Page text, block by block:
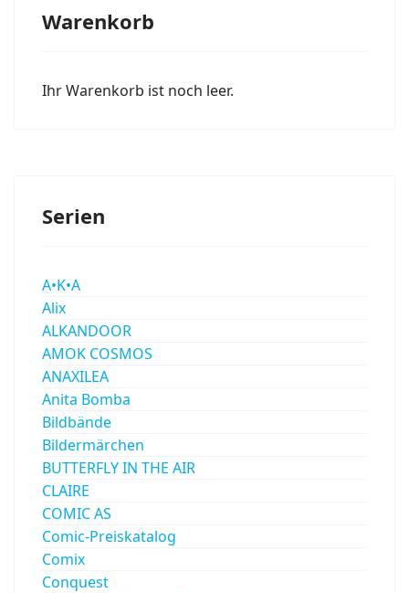
Warenkorb
Ihr Warenkorb ist noch leer.
Serien
A•K•A
Alix
ALKANDOOR
AMOK COSMOS
ANAXILEA
Anita Bomba
Bildbände
Bildermärchen
BUTTERFLY IN THE AIR
CLAIRE
COMIC AS
Comic-Preiskatalog
Comix
Conquest